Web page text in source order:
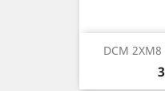
DCM 2XM8